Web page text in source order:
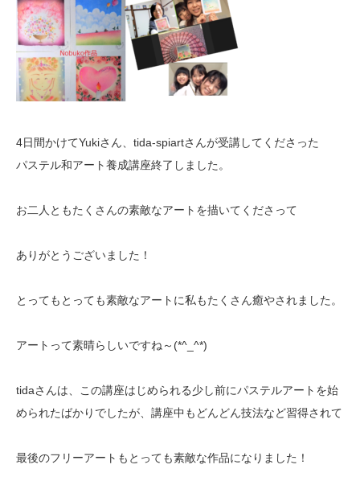
4日間かけてYukiさん、tida-spiartさんが受講してくださった
パステル和アート養成講座終了しました。
お二人ともたくさんの素敵なアートを描いてくださって
ありがとうございました！
とってもとっても素敵なアートに私もたくさん癒やされました。
アートって素晴らしいですね～(*^_^*)
tidaさんは、この講座はじめられる少し前にパステルアートを始
められたばかりでしたが、講座中もどんどん技法など習得されて
最後のフリーアートもとっても素敵な作品になりました！